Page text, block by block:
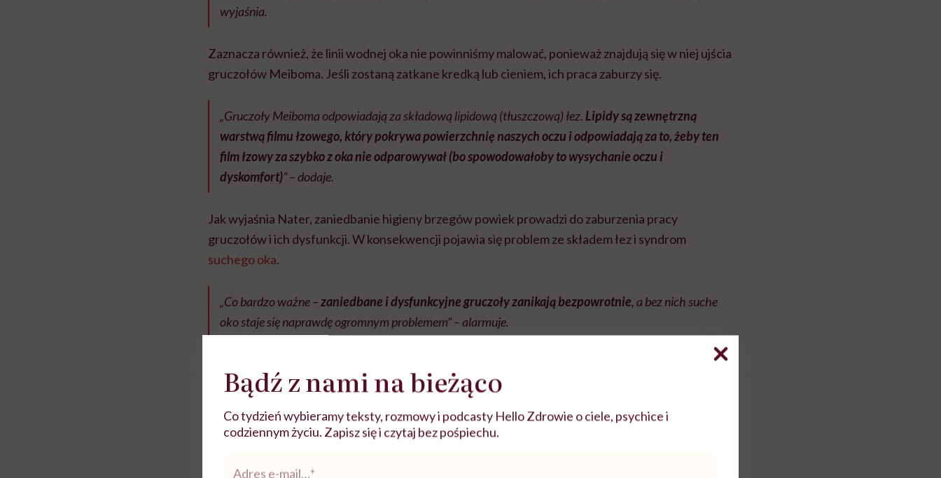
wyjaśnia.
Zaznacza również, że linii wodnej oka nie powinniśmy malować, ponieważ znajdują się w niej ujścia
gruczołów Meiboma. Jeśli zostaną zatkane kredką lub cieniem, ich praca zaburzy się.
„Gruczoły Meiboma odpowiadają za składową lipidową (tłuszczową) łez. Lipidy są zewnętrzną
warstwą filmu łzowego, który pokrywa powierzchnię naszych oczu i odpowiadają za to, żeby ten
film łzowy za szybko z oka nie odparowywał (bo spowodowałoby to wysychanie oczu i
dyskomfort)” – dodaje.
Jak wyjaśnia Nater, zaniedbanie higieny brzegów powiek prowadzi do zaburzenia pracy
gruczołów i ich dysfunkcji. W konsekwencji pojawia się problem ze składem łez i syndrom
suchego oka.
„Co bardzo ważne –zaniedbane i dysfunkcyjne gruczoły zanikają bezpowrotnie, a bez nich suche
oko staje się naprawdę ogromnym problemem” – alarmuje.
Rolki
Bądź z nami na bieżąco
Co tydzień wybieramy teksty, rozmowy i podcasty Hello Zdrowie o ciele, psychice i
codziennym życiu. Zapisz się i czytaj bez pośpiechu.